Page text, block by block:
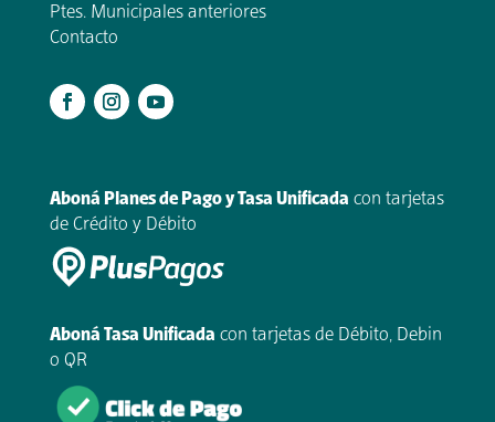
Ptes. Municipales anteriores
Contacto
Aboná Planes de Pago y Tasa Unificada con tarjetas
de Crédito y Débito
Aboná Tasa Unificada con tarjetas de Débito, Debin
o QR